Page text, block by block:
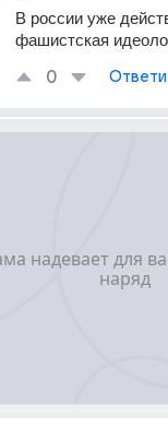
В россии уже
фашистская
0